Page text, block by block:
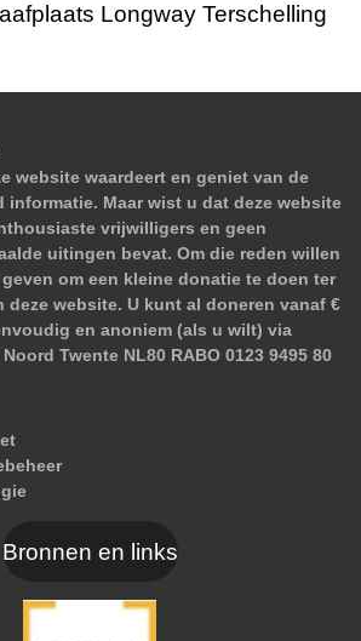
Longway Terschelling
website waardeert en geniet van de
informatie. Maar wist u dat deze website
vrijwilligers en geen
uitingen bevat. Om die reden willen
om een kleine donatie te doen ter
website. U kunt al doneren vanaf €
en anoniem (als u wilt) via
Twente NL80 RABO 0123 9495 80
Bronnen en links